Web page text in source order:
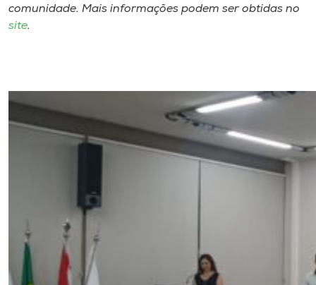
comunidade. Mais informações podem ser obtidas no
site.